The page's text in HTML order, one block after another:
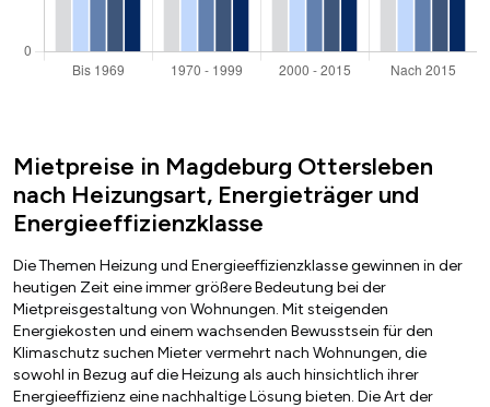
Mietpreise in Magdeburg Ottersleben
nach Heizungsart, Energieträger und
Energieeffizienzklasse
Die Themen Heizung und Energieeffizienzklasse gewinnen in der
heutigen Zeit eine immer größere Bedeutung bei der
Mietpreisgestaltung von Wohnungen. Mit steigenden
Energiekosten und einem wachsenden Bewusstsein für den
Klimaschutz suchen Mieter vermehrt nach Wohnungen, die
sowohl in Bezug auf die Heizung als auch hinsichtlich ihrer
Energieeffizienz eine nachhaltige Lösung bieten. Die Art der